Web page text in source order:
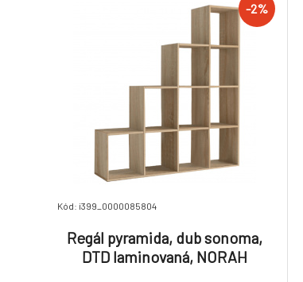
-2%
Kód: i399_0000085804
Regál pyramida, dub sonoma,
DTD laminovaná, NORAH